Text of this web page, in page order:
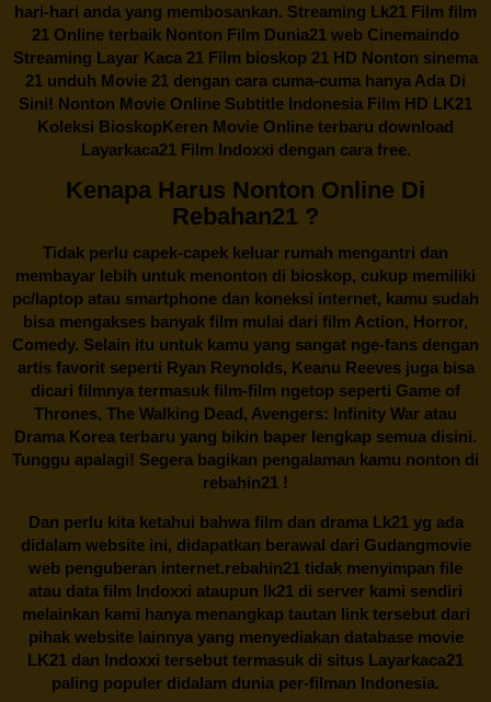
hari-hari anda yang membosankan. Streaming Lk21 Film film
21 Online terbaik Nonton Film Dunia21 web Cinemaindo
Streaming Layar Kaca 21 Film bioskop 21 HD Nonton sinema
21 unduh Movie 21 dengan cara cuma-cuma hanya Ada Di
Sini! Nonton Movie Online Subtitle Indonesia Film HD LK21
Koleksi BioskopKeren Movie Online terbaru download
Layarkaca21 Film Indoxxi dengan cara free.
Kenapa Harus Nonton Online Di
Rebahan21 ?
Tidak perlu capek-capek keluar rumah mengantri dan
membayar lebih untuk menonton di bioskop, cukup memiliki
pc/laptop atau smartphone dan koneksi internet, kamu sudah
bisa mengakses banyak film mulai dari film Action, Horror,
Comedy. Selain itu untuk kamu yang sangat nge-fans dengan
artis favorit seperti Ryan Reynolds, Keanu Reeves juga bisa
dicari filmnya termasuk film-film ngetop seperti Game of
Thrones, The Walking Dead, Avengers: Infinity War atau
Drama Korea terbaru yang bikin baper lengkap semua disini.
Tunggu apalagi! Segera bagikan pengalaman kamu nonton di
rebahin21 !
Dan perlu kita ketahui bahwa film dan dramaLk21yg ada
didalam website ini, didapatkan berawal dari Gudangmovie
web penguberan internet.rebahin21 tidak menyimpan file
atau data film Indoxxi ataupun lk21 di server kami sendiri
melainkan kami hanya menangkap tautan link tersebut dari
pihak website lainnya yang menyediakan database movie
LK21 dan Indoxxi tersebut termasuk di situs Layarkaca21
paling populer didalam dunia per-filman Indonesia.